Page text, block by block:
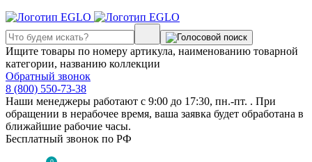
Ищите товары по номеру артикула, наименованию товарной
категории, названию коллекции
Обратный звонок
8 (800) 550-73-38
Наши менеджеры работают с 9:00 до 17:30, пн.-пт. . При
обращении в нерабочее время, ваша заявка будет обработана в
ближайшие рабочие часы.
Бесплатный звонок по РФ